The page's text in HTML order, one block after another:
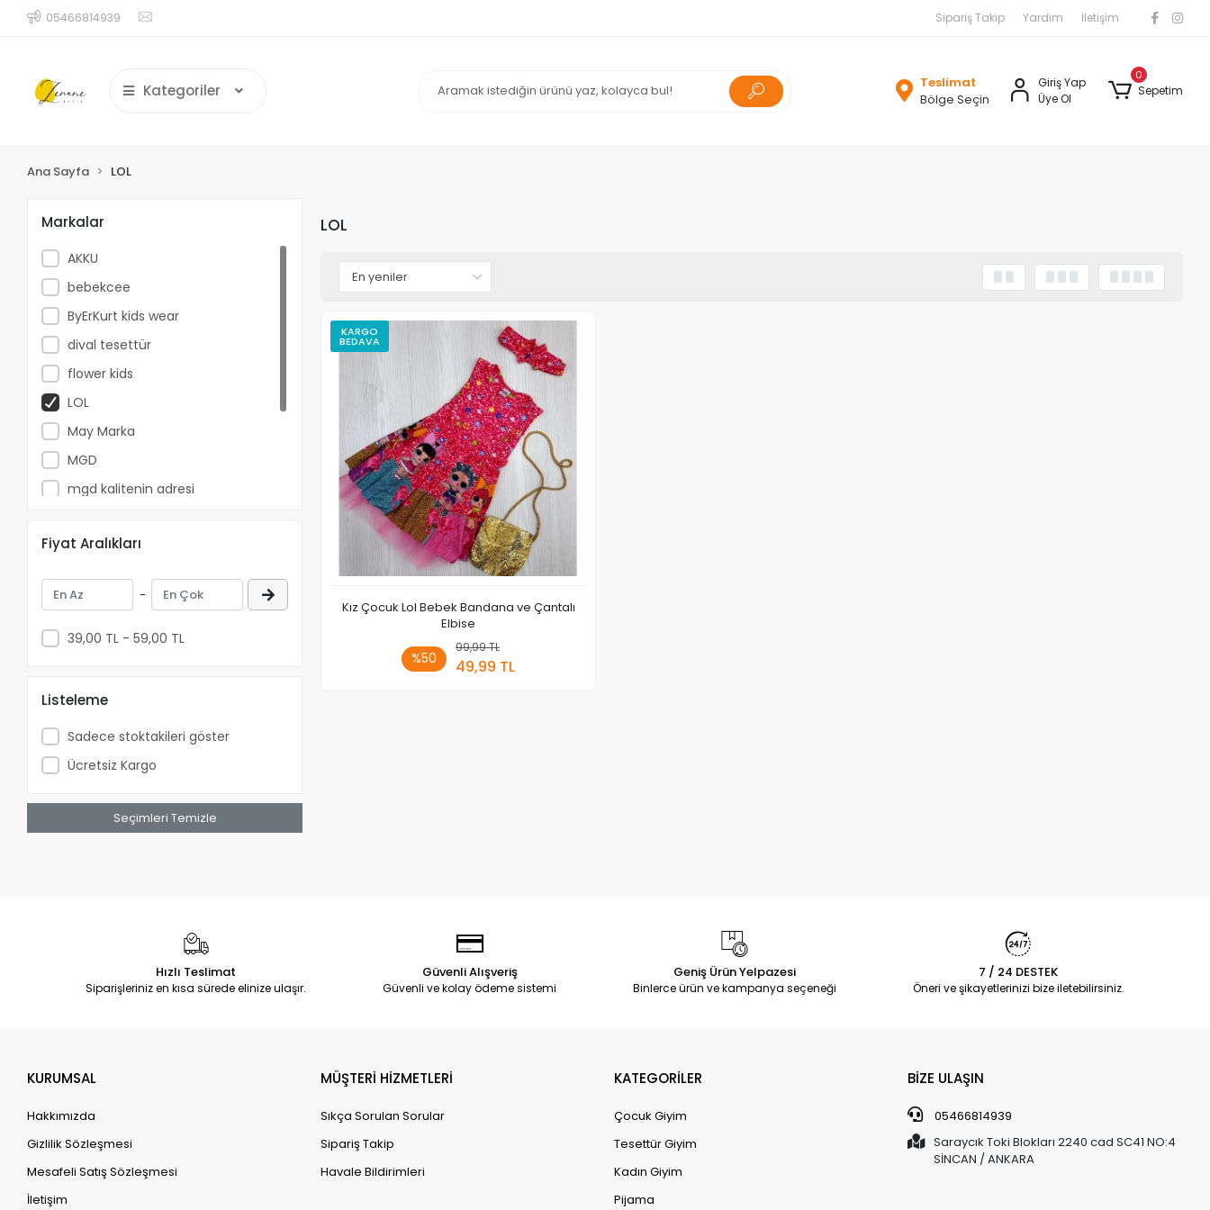
05466814939 Sipariş Takip Yardım İletişim
Kategoriler
Teslimat
Bölge Seçin
Giriş Yap
Üye Ol
0
Sepetim
Ana Sayfa LOL
Markalar
AKKU
bebekcee
ByErKurt kids wear
dival tesettür
flower kids
LOL
May Marka
MGD
mgd kalitenin adresi
SPIDERMAN
Taraftar
Terry
Fiyat Aralıkları
-
39,00 TL - 59,00 TL
Listeleme
Sadece stoktakileri göster
Ücretsiz Kargo
Seçimleri Temizle
LOL
KARGO
BEDAVA
Kız Çocuk Lol Bebek Bandana ve Çantalı
Elbise
%50
99,99 TL
49,99 TL
Sepete Ekle
Hızlı Teslimat
Siparişleriniz en kısa sürede elinize ulaşır.
Güvenli Alışveriş
Güvenli ve kolay ödeme sistemi
Geniş Ürün Yelpazesi
Binlerce ürün ve kampanya seçeneği
7 / 24 DESTEK
Öneri ve şikayetlerinizi bize iletebilirsiniz.
KURUMSAL
Hakkımızda
Gizlilik Sözleşmesi
Mesafeli Satış Sözleşmesi
İletişim
MÜŞTERİ HİZMETLERİ
Sıkça Sorulan Sorular
Sipariş Takip
Havale Bildirimleri
KATEGORİLER
Çocuk Giyim
Tesettür Giyim
Kadın Giyim
Pijama
BİZE ULAŞIN
05466814939
Saraycık Toki Blokları 2240 cad SC41 NO:4
SİNCAN / ANKARA